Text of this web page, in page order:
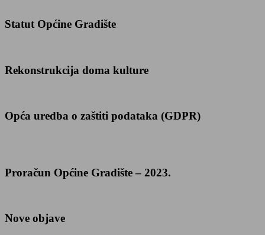
Statut Općine Gradište
Rekonstrukcija doma kulture
Opća uredba o zaštiti podataka (GDPR)
Proračun Općine Gradište – 2023.
Nove objave